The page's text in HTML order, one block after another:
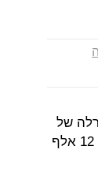
של
תוכנית צפון־מערב תל אביב, תוכנית הענק שיזמה עיריית תל אביב להקמת 12 אלף